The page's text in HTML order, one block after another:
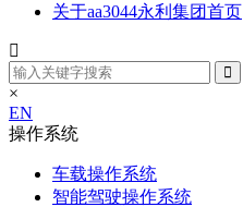
关于aa3044永利集团首页
×
EN
操作系统
车载操作系统
智能驾驶操作系统